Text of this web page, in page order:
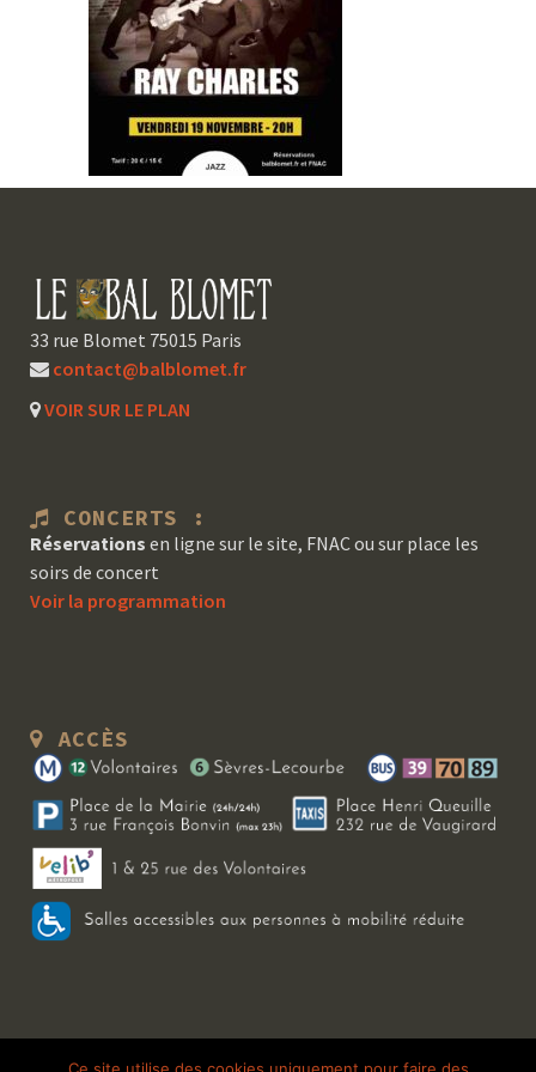
33 rue Blomet 75015 Paris
contact@balblomet.fr
VOIR SUR LE PLAN
CONCERTS :
Réservations en ligne sur le site, FNAC ou sur place les
soirs de concert
Voir la programmation
ACCÈS
Copyright 2026 Le Bal Blomet | Tous droits réservés | Mentions légales